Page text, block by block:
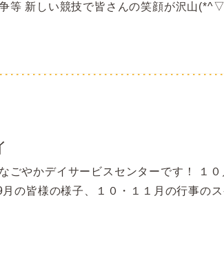
等 新しい競技で皆さんの笑顔が沢山
ごやかデイサービスセンターです！ １０
月の皆様の様子、１０・１１月の行事の